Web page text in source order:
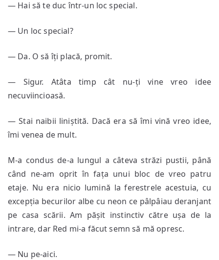
— Hai să te duc într-un loc special.
— Un loc special?
— Da. O să îți placă, promit.
— Sigur. Atâta timp cât nu-ți vine vreo idee
necuviincioasă.
— Stai naibii liniștită. Dacă era să îmi vină vreo idee,
îmi venea de mult.
M-a condus de-a lungul a câteva străzi pustii, până
când ne-am oprit în fața unui bloc de vreo patru
etaje. Nu era nicio lumină la ferestrele acestuia, cu
excepția becurilor albe cu neon ce pâlpâiau deranjant
pe casa scării. Am pășit instinctiv către ușa de la
intrare, dar Red mi-a făcut semn să mă opresc.
— Nu pe-aici.